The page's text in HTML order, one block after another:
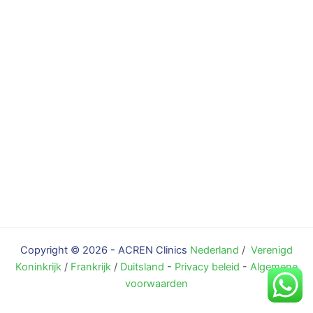
Copyright © 2026 - ACREN Clinics Nederland / Verenigd
Koninkrijk / Frankrijk / Duitsland - Privacy beleid - Algemene
voorwaarden